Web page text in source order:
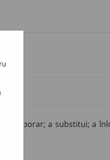
temporar; a substitui; a